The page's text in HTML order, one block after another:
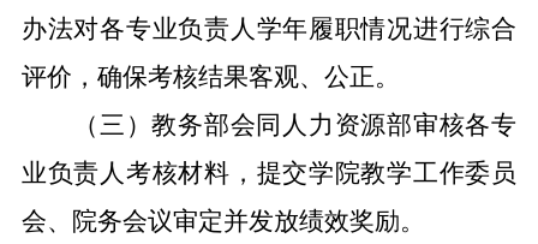
办法对各专业负责人学年履职情况进行综合
评价，确保考核结果客观、公正。
（三）教务部会同人力资源部审核各专
业负责人考核材料，提交学院教学工作委员
会、院务会议审定并发放绩效奖励。